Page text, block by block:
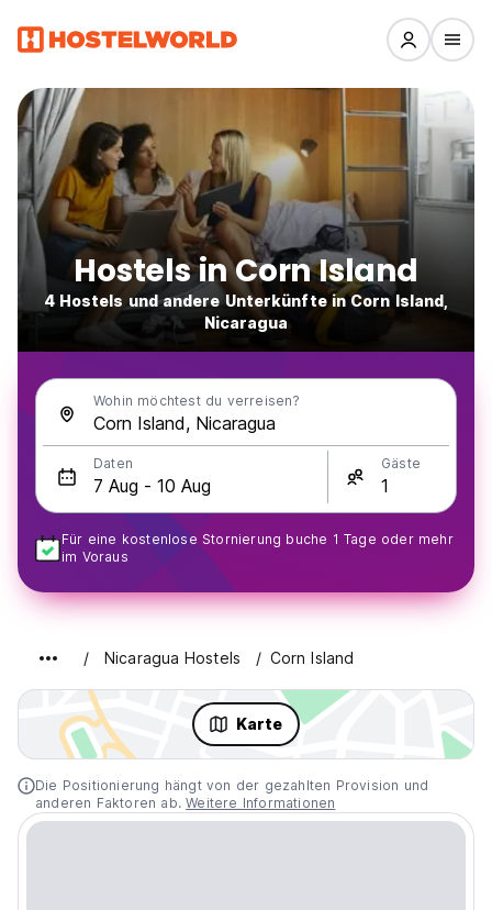
Hostels in Corn Island
4 Hostels und andere Unterkünfte in Corn Island,
Nicaragua
Wohin möchtest du verreisen?
Daten Gäste
Für eine kostenlose Stornierung buche 1 Tage oder mehr
im Voraus
Nicaragua Hostels Corn Island
Karte
Die Positionierung hängt von der gezahlten Provision und
anderen Faktoren ab.Weitere Informationen